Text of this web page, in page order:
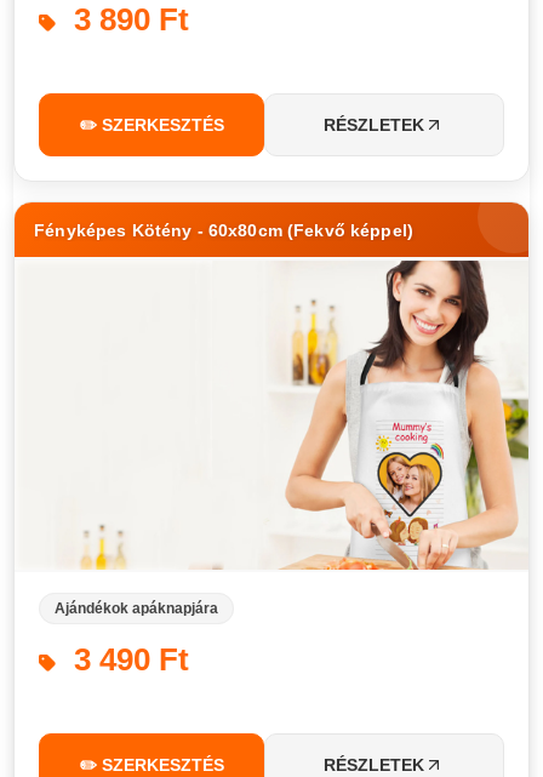
3 890 Ft
✏️ SZERKESZTÉS RÉSZLETEK
Fényképes Kötény - 60x80cm (Fekvő képpel)
Ajándékok apáknapjára
3 490 Ft
✏️ SZERKESZTÉS RÉSZLETEK